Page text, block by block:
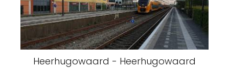
Heerhugowaard - Heerhugowaard